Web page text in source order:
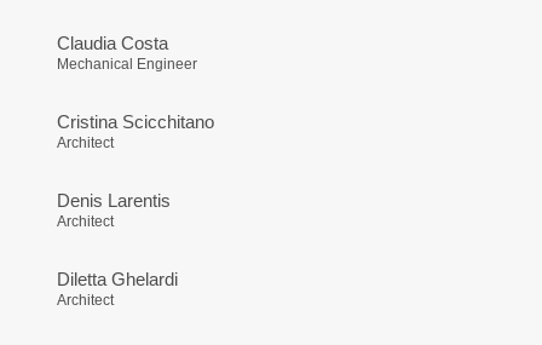
Claudia Costa
Mechanical Engineer
Cristina Scicchitano
Architect
Denis Larentis
Architect
Diletta Ghelardi
Architect